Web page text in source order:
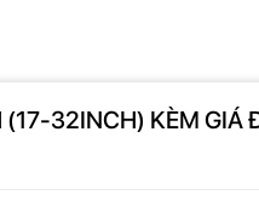
(17-32INCH) KÈM GIÁ